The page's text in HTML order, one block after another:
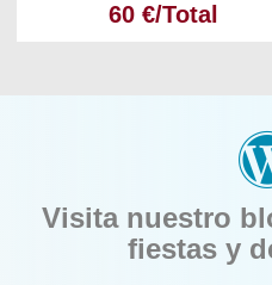
60 €/Total
Visita nuestro
fiestas y